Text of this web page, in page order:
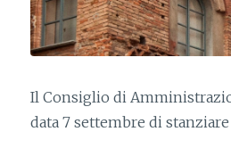
Il Consiglio di
data 7 settembre di